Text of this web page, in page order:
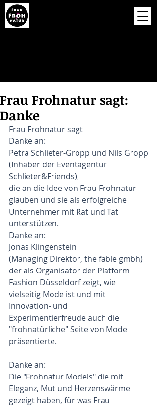
Frau Frohnatur sagt:
Danke
Frau Frohnatur sagt
Danke an:
Petra Schlieter-Gropp und Nils Gropp
(Inhaber der Eventagentur
Schlieter&Friends),
die an die Idee von Frau Frohnatur
glauben und sie als erfolgreiche
Unternehmer mit Rat und Tat
unterstützen.
Danke an:
Jonas Klingenstein
(Managing Direktor, the fable gmbh)
der als Organisator der Platform
Fashion Düsseldorf zeigt, wie
vielseitig Mode ist und mit
Innovation- und
Experimentierfreude auch die
"frohnatürliche" Seite von Mode
präsentierte.
Danke an:
Die "Frohnatur Models" die mit
Eleganz, Mut und Herzenswärme
gezeigt haben, für was Frau